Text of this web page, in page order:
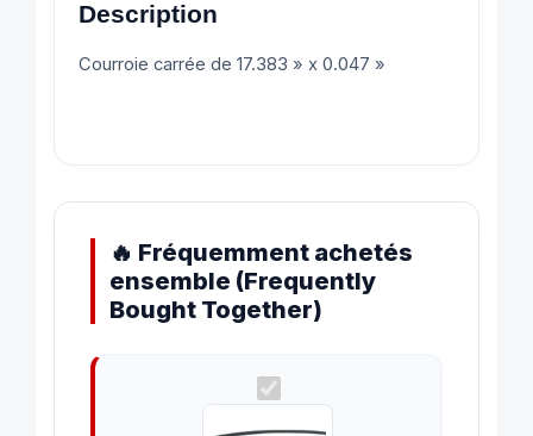
Description
Courroie carrée de 17.383 » x 0.047 »
🔥 Fréquemment achetés
ensemble (Frequently
Bought Together)